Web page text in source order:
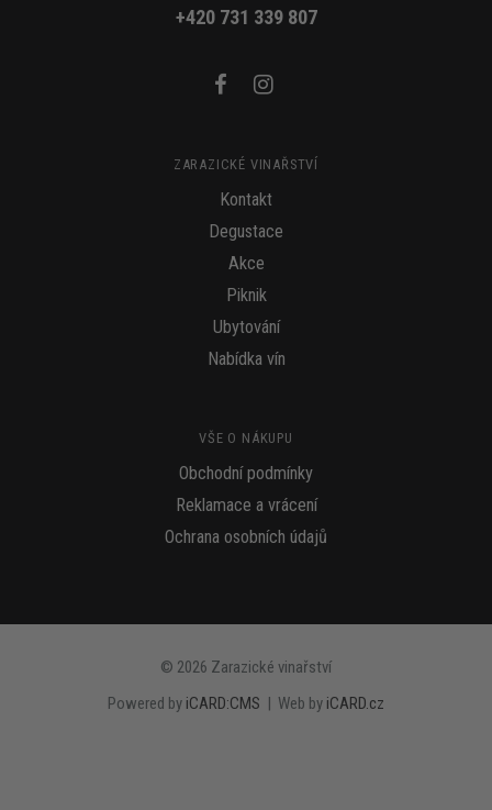
+420 731 339 807
ZARAZICKÉ VINAŘSTVÍ
Kontakt
Degustace
Akce
Piknik
Ubytování
Nabídka vín
VŠE O NÁKUPU
Obchodní podmínky
Reklamace a vrácení
Ochrana osobních údajů
© 2026 Zarazické vinařství
Powered by iCARD:CMS | Web by iCARD.cz